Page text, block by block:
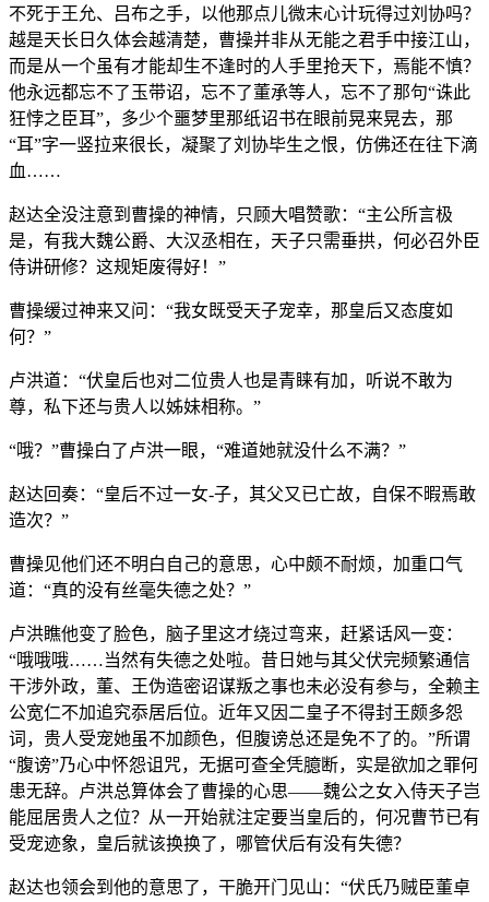
不死于王允、吕布之手，以他那点儿微末心计玩得过刘协吗？
越是天长日久体会越清楚，曹操并非从无能之君手中接江山，
而是从一个虽有才能却生不逢时的人手里抢天下，焉能不慎？
他永远都忘不了玉带诏，忘不了董承等人，忘不了那句“诛此
狂悖之臣耳”，多少个噩梦里那纸诏书在眼前晃来晃去，那
“耳”字一竖拉来很长，凝聚了刘协毕生之恨，仿佛还在往下滴
血……
赵达全没注意到曹操的神情，只顾大唱赞歌：“主公所言极
是，有我大魏公爵、大汉丞相在，天子只需垂拱，何必召外臣
侍讲研修？这规矩废得好！”
曹操缓过神来又问：“我女既受天子宠幸，那皇后又态度如
何？”
卢洪道：“伏皇后也对二位贵人也是青睐有加，听说不敢为
尊，私下还与贵人以姊妹相称。”
“哦？”曹操白了卢洪一眼，“难道她就没什么不满？”
赵达回奏：“皇后不过一女-子，其父又已亡故，自保不暇焉敢
造次？”
曹操见他们还不明白自己的意思，心中颇不耐烦，加重口气
道：“真的没有丝毫失德之处？”
卢洪瞧他变了脸色，脑子里这才绕过弯来，赶紧话风一变：
“哦哦哦……当然有失德之处啦。昔日她与其父伏完频繁通信
干涉外政，董、王伪造密诏谋叛之事也未必没有参与，全赖主
公宽仁不加追究忝居后位。近年又因二皇子不得封王颇多怨
词，贵人受宠她虽不加颜色，但腹谤总还是免不了的。”所谓
“腹谤”乃心中怀怨诅咒，无据可查全凭臆断，实是欲加之罪何
患无辞。卢洪总算体会了曹操的心思——魏公之女入侍天子岂
能屈居贵人之位？从一开始就注定要当皇后的，何况曹节已有
受宠迹象，皇后就该换换了，哪管伏后有没有失德？
赵达也领会到他的意思了，干脆开门见山：“伏氏乃贼臣董卓